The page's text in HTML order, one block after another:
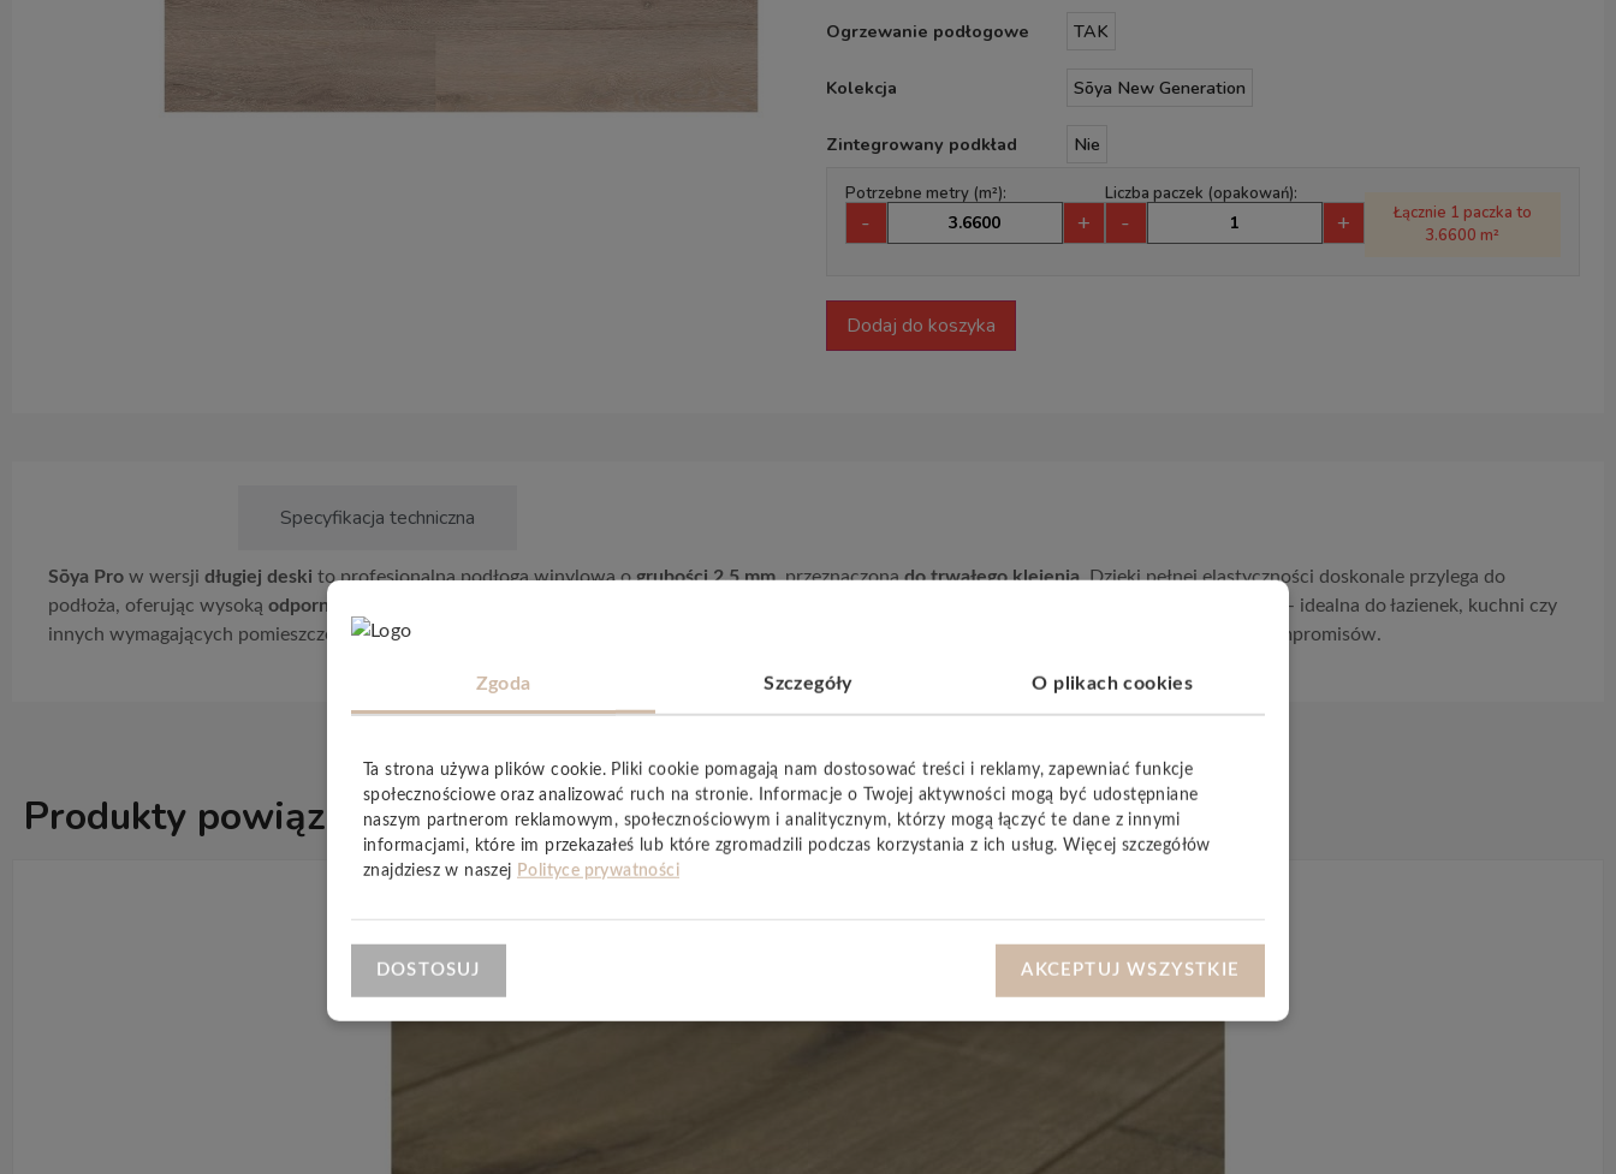
Ogrzewanie podłogowe TAK
Kolekcja Sōya New Generation
Zintegrowany podkład Nie
Potrzebne metry (m²):
- +
Liczba paczek (opakowań):
- +
Łącznie 1 paczka to
3.6600 m²
Dodaj do koszyka
Specyfikacja techniczna
Sōya Pro w wersji długiej deski to profesjonalna podłoga winylowa ogrubości 2,5 mm, przeznaczonado trwałego klejenia. Dzięki pełnej elastyczności doskonale przylega do
podłoża, oferując wysoką odporność na wilgoć
, doskonały komfort użytkowania i wyciszenie kroków. To podłoga stworzona do zadań specjalnych – idealna do łazienek, kuchni czy
innych wymagających pomieszczeń. Naturalny, bezpieczny skład oparty na oleju z ziaren soi pozwala cieszyć się estetyką i funkcjonalnością bez kompromisów.
Produkty powiązane ZOBACZ WSZYSTKIE
Zgoda Szczegóły O plikach cookies
Ta strona używa plików cookie. Pliki cookie pomagają nam dostosować treści i reklamy, zapewniać funkcje
społecznościowe oraz analizować ruch na stronie. Informacje o Twojej aktywności mogą być udostępniane
naszym partnerom reklamowym, społecznościowym i analitycznym, którzy mogą łączyć te dane z innymi
informacjami, które im przekazałeś lub które zgromadzili podczas korzystania z ich usług. Więcej szczegółów
znajdziesz w naszej Polityce prywatności
DOSTOSUJ AKCEPTUJ WSZYSTKIE